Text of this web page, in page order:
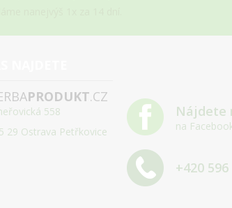
PRODUKT.CZ
558
29 Ostrava Petřkovice
Nájdete
na
+420